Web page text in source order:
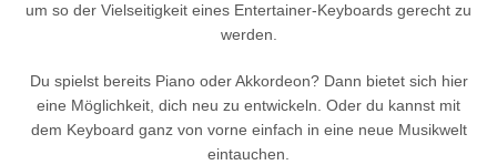
um so der Vielseitigkeit eines Entertainer-Keyboards gerecht zu
werden.
Du spielst bereits Piano oder Akkordeon? Dann bietet sich hier
eine Möglichkeit, dich neu zu entwickeln. Oder du kannst mit
dem Keyboard ganz von vorne einfach in eine neue Musikwelt
eintauchen.